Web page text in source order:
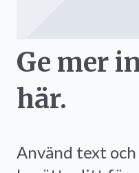
Ge mer
här.
Använd text